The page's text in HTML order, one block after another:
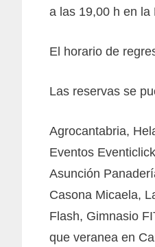
a las 19,00 h en la
El horario de
Las reservas se
Agrocantabria,
Eventos
Asunción
Casona Micaela,
Flash, Gimnasio
que veranea en